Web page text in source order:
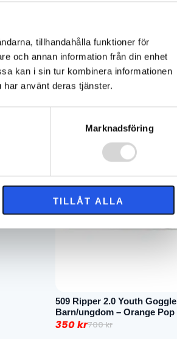
tillhandahålla funktioner för
och annan information från din enhet
kan i sin tur kombinera informationen
använt deras tjänster.
Marknadsföring
TILLÅT ALLA
–
509 Ripper 2.0 Youth Goggle
Barn/ungdom – Orange Pop
700kr
Det
350kr
Det